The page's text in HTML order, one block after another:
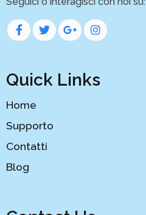
Quick Links
Home
Supporto
Contatti
Blog